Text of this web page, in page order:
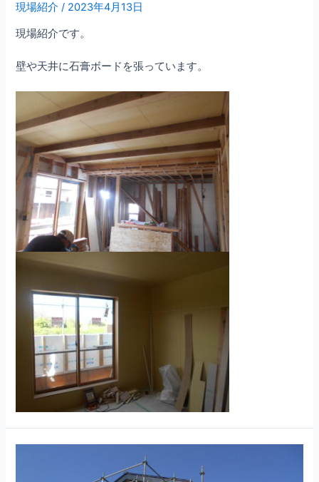
現場紹介 / 2023年4月13日
現場紹介です。
壁や天井に石膏ボードを張っています。